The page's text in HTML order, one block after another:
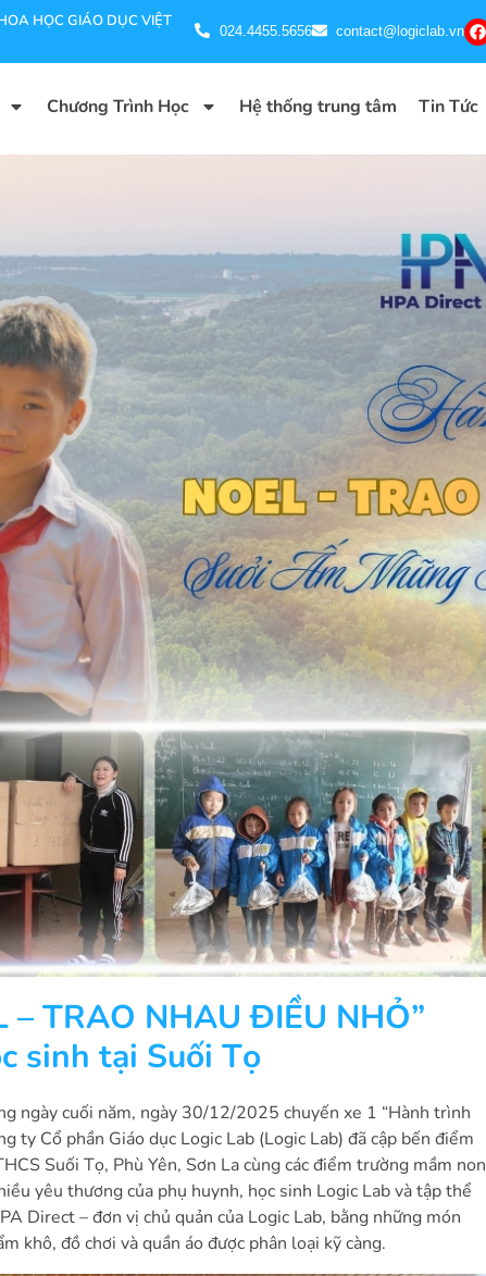
HỌC GIÁO DỤC VIỆT
024.4455.5656 contact@logiclab.vn
Chương Trình Học Hệ thống trung tâm Tin Tức
– TRAO NHAU ĐIỀU NHỎ”
sinh tại Suối Tọ
ngày cuối năm, ngày 30/12/2025 chuyến xe 1 “Hành trình
ty Cổ phần Giáo dục Logic Lab (Logic Lab) đã cập bến điểm
Suối Tọ, Phù Yên, Sơn La cùng các điểm trường mầm non
yêu thương của phụ huynh, học sinh Logic Lab và tập thể
Direct – đơn vị chủ quản của Logic Lab, bằng những món
khô, đồ chơi và quần áo được phân loại kỹ càng.